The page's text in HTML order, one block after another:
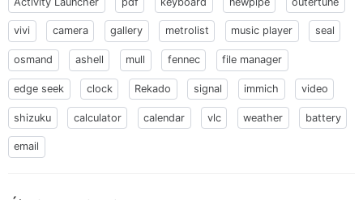
vivi camera gallery metrolist music player seal
osmand ashell mull fennec file manager
edge seek clock Rekado signal immich video
shizuku calculator calendar vlc weather battery
email